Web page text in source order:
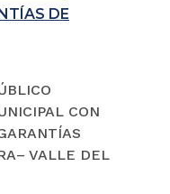
DE
CON
VALLE DEL